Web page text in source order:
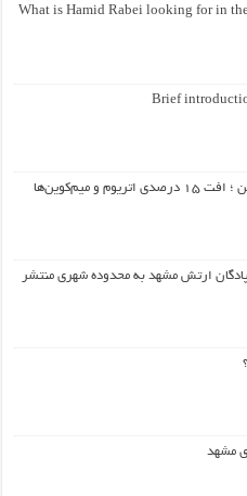
What is Hamid Rabei looking for in
Brief
و میم‌کوین‌ها
ارتش مشهد به محدوده شهری منتشر
مشهد